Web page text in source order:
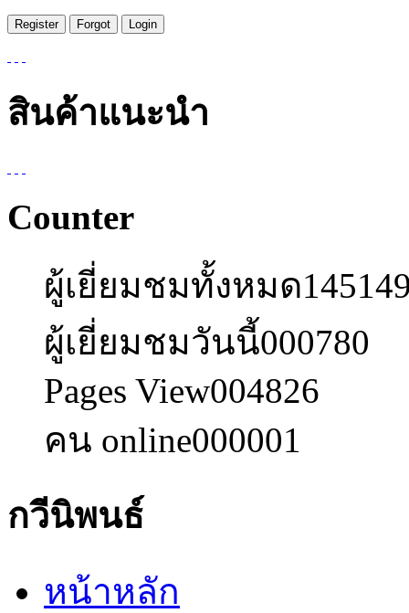
สินค้าแนะนำ
Counter
ผู้เยี่ยมชมทั้งหมด
ผู้เยี่ยมชมวันนี้000780
Pages View004826
คน online000001
กวีนิพนธ์
หน้าหลัก